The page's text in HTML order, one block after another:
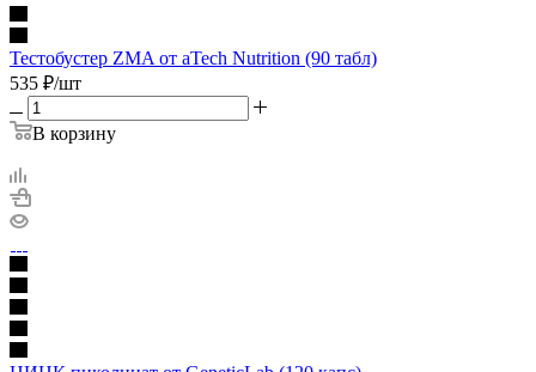
Тестобустер ZMA от aTech Nutrition (90 табл)
535 ₽/шт
В корзину